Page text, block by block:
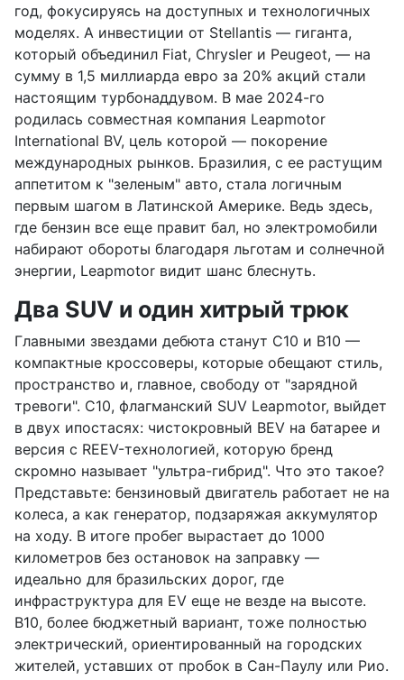
год, фокусируясь на доступных и технологичных
моделях. А инвестиции от Stellantis — гиганта,
который объединил Fiat, Chrysler и Peugeot, — на
сумму в 1,5 миллиарда евро за 20% акций стали
настоящим турбонаддувом. В мае 2024-го
родилась совместная компания Leapmotor
International BV, цель которой — покорение
международных рынков. Бразилия, с ее растущим
аппетитом к "зеленым" авто, стала логичным
первым шагом в Латинской Америке. Ведь здесь,
где бензин все еще правит бал, но электромобили
набирают обороты благодаря льготам и солнечной
энергии, Leapmotor видит шанс блеснуть.
Два SUV и один хитрый трюк
Главными звездами дебюта станут C10 и B10 —
компактные кроссоверы, которые обещают стиль,
пространство и, главное, свободу от "зарядной
тревоги". C10, флагманский SUV Leapmotor, выйдет
в двух ипостасях: чистокровный BEV на батарее и
версия с REEV-технологией, которую бренд
скромно называет "ультра-гибрид". Что это такое?
Представьте: бензиновый двигатель работает не на
колеса, а как генератор, подзаряжая аккумулятор
на ходу. В итоге пробег вырастает до 1000
километров без остановок на заправку —
идеально для бразильских дорог, где
инфраструктура для EV еще не везде на высоте.
B10, более бюджетный вариант, тоже полностью
электрический, ориентированный на городских
жителей, уставших от пробок в Сан-Паулу или Рио.